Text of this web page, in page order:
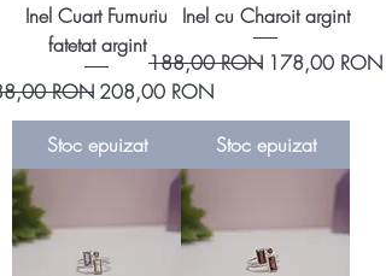
Inel Cuart Fumuriu
fatetat argint
normalRON Preț redus
208,00 RON
Stoc epuizat
Inel cu Charoit argint
Preț normal
188,00 RON Preț redus
178,00 RON
Stoc epuizat